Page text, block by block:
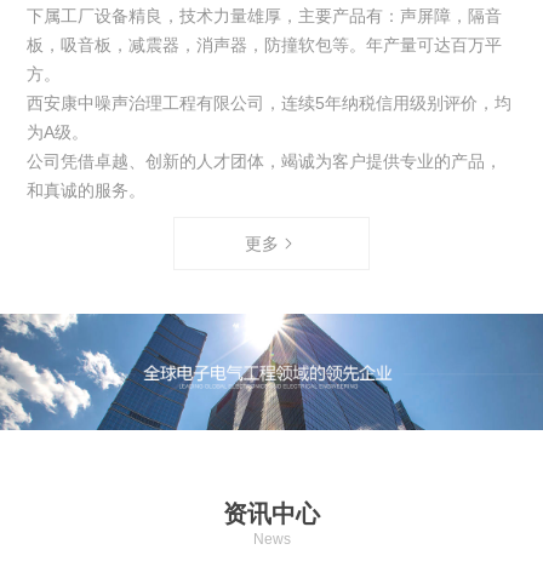
下属工厂设备精良，技术力量雄厚，主要产品有：声屏障，隔音
板，吸音板，减震器，消声器，防撞软包等。年产量可达百万平
方。
西安康中噪声治理工程有限公司，连续5年纳税信用级别评价，均
为A级。
公司凭借卓越、创新的人才团体，竭诚为客户提供专业的产品，
和真诚的服务。
更多
资讯中心
News